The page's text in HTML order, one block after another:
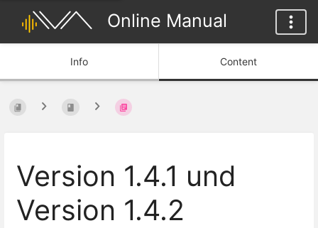
Online Manual
Info Content
Version 1.4.1 und
Version 1.4.2